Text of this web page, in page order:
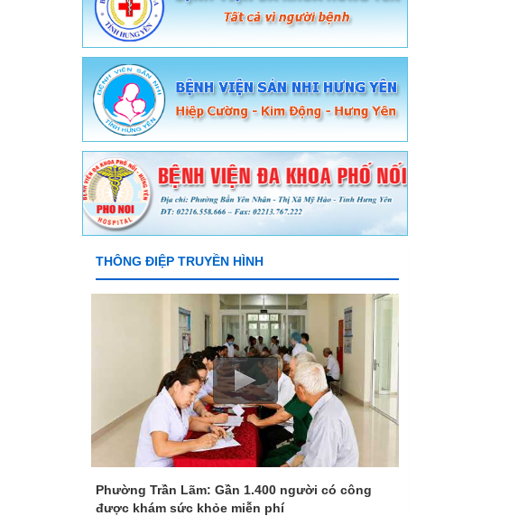
THÔNG ĐIỆP TRUYỀN HÌNH
Phường Trần Lãm: Gần 1.400 người có công
được khám sức khỏe miễn phí